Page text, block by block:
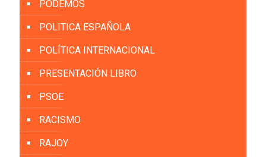
PODEMOS
POLITICA ESPAÑOLA
POLÍTICA INTERNACIONAL
PRESENTACIÓN LIBRO
PSOE
RACISMO
RAJOY